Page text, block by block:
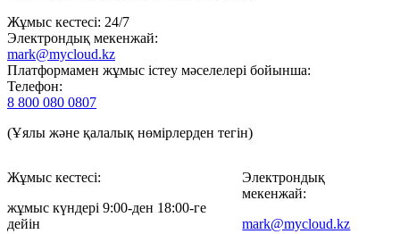
Жұмыс кестесі: 24/7
Электрондық мекенжай:
mark@mycloud.kz
Платформамен жұмыс істеу мәселелері бойынша:
Телефон:
8 800 080 0807
(Ұялы және қалалық нөмірлерден тегін)
Жұмыс кестесі:
жұмыс күндері 9:00-ден 18:00-ге
дейін
Электрондық
мекенжай:
mark@mycloud.kz